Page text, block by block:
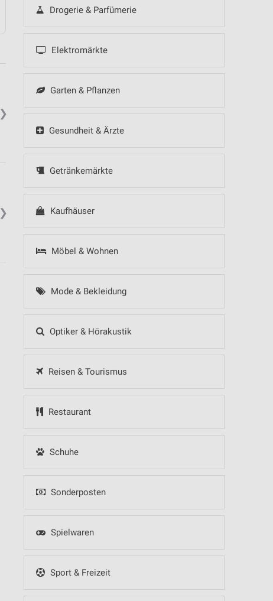
Drogerie & Parfümerie
Elektromärkte
Garten & Pflanzen
Gesundheit & Ärzte
Getränkemärkte
Kaufhäuser
Möbel & Wohnen
Mode & Bekleidung
Optiker & Hörakustik
Reisen & Tourismus
Restaurant
Schuhe
Sonderposten
Spielwaren
Sport & Freizeit
❯
❯